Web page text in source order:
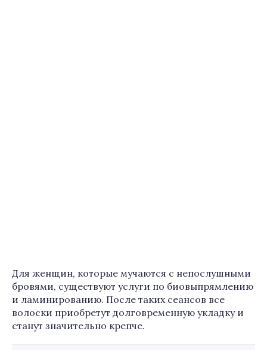
Для женщин, которые мучаются с непослушными
бровями, существуют услуги по биовыпрямлению
и ламинированию. После таких сеансов все
волоски приобретут долговременную укладку и
станут значительно крепче.